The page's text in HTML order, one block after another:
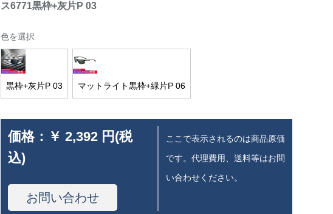
ス6771黒枠+灰片P 03
色を選択
黒枠+灰片P 03 マットライト黒枠+緑片P 06
価格： ￥ 2,392 円(税
込)
お問い合わせ
ここで表示されるのは商品原価
です。代理費用、送料等はお問
い合わせください。